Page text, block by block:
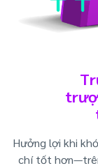
Hưởng lợi khi
chí tốt